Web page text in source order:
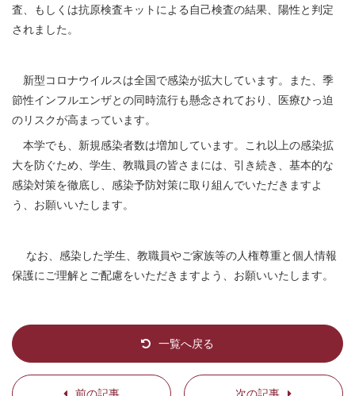
査、もしくは抗原検査キットによる自己検査の結果、陽性と判定
されました。
新型コロナウイルスは全国で感染が拡大しています。また、季
節性インフルエンザとの同時流行も懸念されており、医療ひっ迫
のリスクが高まっています。
本学でも、新規感染者数は増加しています。これ以上の感染拡
大を防ぐため、学生、教職員の皆さまには、引き続き、基本的な
感染対策を徹底し、感染予防対策に取り組んでいただきますよ
う、お願いいたします。
なお、感染した学生、教職員やご家族等の人権尊重と個人情報
保護にご理解とご配慮をいただきますよう、お願いいたします。
一覧へ戻る